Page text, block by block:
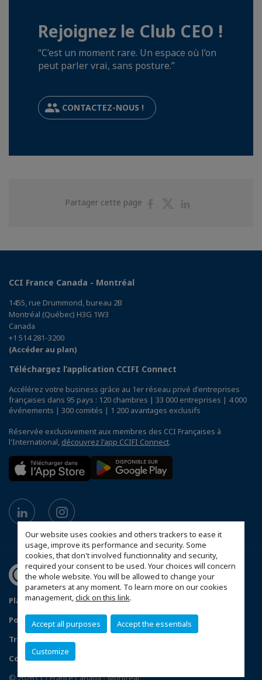
Our website uses cookies and others trackers to ease it
usage, improve its performance and security. Some
cookies, that don't involved functionnality and security,
required your consent to be used. Your choices will concern
the whole website. You will be allowed to change your
parameters at any moment. To learn more on our cookies
management,click on this link.
Accept all purposes Accept the essentials
Customize
Rejoignez le Club CEO !
“C’est un moment rare. Un espace où l’on
peut parler vrai, sans posture.”
CONTACTEZ-NOUS !
Partager cette page
PartagerPartager
CCI France Canada - Montréal
1455, rue Drummond, bureau 2B
Montréal (Québec) H3G 1W3
Canada
+1 514 281-3200
(Accéder au plan)
Téléchargez l’application CCIFI Connect
Accélérez votre business grâce au 1er réseau privé d'entreprises
françaises dans 95 pays : 120 chambres | 33 000 entreprises | 4 000
événements | 300 comités | 1 200 avantages exclusifs
Réservée exclusivement aux membres des CCI Françaises à
l'International, découvrez l'app CCIFI Connect.
Plan du site
Mentions légales
Politique de confidentialité
Traitement des incidents de confidentialité
Configurer vos préférences cookies
© 2026 CCI France Canada - Montréal